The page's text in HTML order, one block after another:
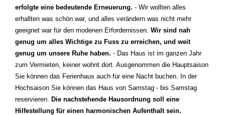
erfolgte eine bedeutende Erneuerung. - Wir wollten alles
erhallten was schön war, und alles verändern was nicht mehr
geeignet war für den modenen Erfordernissen. Wir sind nah
genug um alles Wichtige zu Fuss zu erreichen, und weit
genug um unsere Ruhe haben. - Das Haus ist im ganzen Jahr
zum Vermieten, keiner wohnt dort. Ausgenommen die Hauptsaison
Sie können das Ferienhaus auch für eine Nacht buchen. In der
Hochsaison Sie können das Haus von Samstag - bis Samstag
reservieren. Die nachstehende Hausordnung soll eine
Hilfestellung für einen harmonischen Aufenthalt sein.